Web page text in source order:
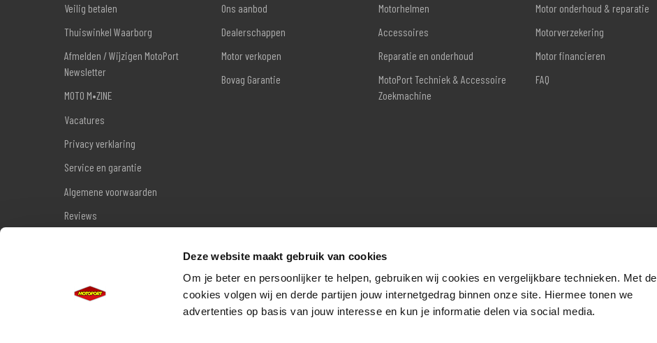
Deze website maakt gebruik van cookies
Om je beter en persoonlijker te helpen, gebruiken wij cookies en vergelijkbare technieken. Met de
cookies volgen wij en derde partijen jouw internetgedrag binnen onze site. Hiermee tonen we
advertenties op basis van jouw interesse en kun je informatie delen via social media.
Veilig betalen
Thuiswinkel Waarborg
Afmelden / Wijzigen MotoPort
Newsletter
MOTO M•ZINE
Vacatures
Privacy verklaring
Service en garantie
Algemene voorwaarden
Reviews
Ons aanbod
Dealerschappen
Motor verkopen
Bovag Garantie
Motorhelmen
Accessoires
Reparatie en onderhoud
MotoPort Techniek & Accessoire
Zoekmachine
Motor onderhoud & reparatie
Motorverzekering
Motor financieren
FAQ